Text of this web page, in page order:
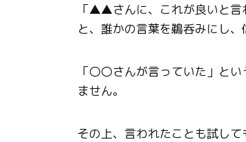
「▲▲さんに、これが良いと言
と、誰かの言葉を鵜呑みにし
「〇〇さんが言っていた」と
ません。
その上、言われたことも試して